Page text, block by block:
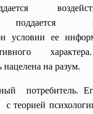
условии ее
на разум.
потребитель.
с теорией